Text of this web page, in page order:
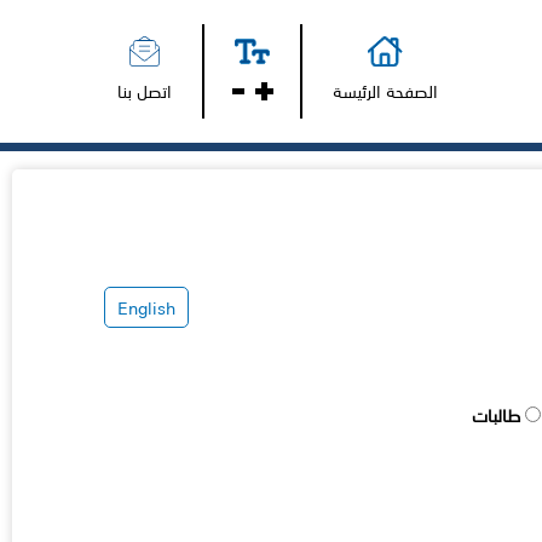
الصفحة الرئيسة اتصل بنا
English
طالبات